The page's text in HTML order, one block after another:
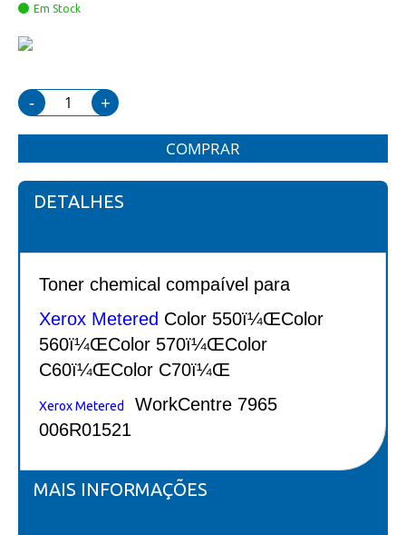
Em Stock
- +
COMPRAR
DETALHES
Toner chemical compaível para
Xerox Metered Color 550ï¼ŒColor
560ï¼ŒColor 570ï¼ŒColor
C60ï¼ŒColor C70ï¼Œ
Xerox Metered
WorkCentre 7965
006R01521
MAIS INFORMAÇÕES